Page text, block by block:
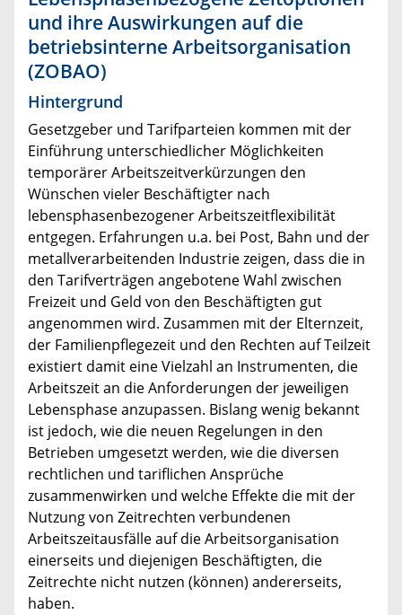
und ihre Auswirkungen auf die
betriebsinterne Arbeitsorganisation
(ZOBAO)
Hintergrund
Gesetzgeber und Tarifparteien kommen mit der
Einführung unterschiedlicher Möglichkeiten
temporärer Arbeitszeitverkürzungen den
Wünschen vieler Beschäftigter nach
lebensphasenbezogener Arbeitszeitflexibilität
entgegen. Erfahrungen u.a. bei Post, Bahn und der
metallverarbeitenden Industrie zeigen, dass die in
den Tarifverträgen angebotene Wahl zwischen
Freizeit und Geld von den Beschäftigten gut
angenommen wird. Zusammen mit der Elternzeit,
der Familienpflegezeit und den Rechten auf Teilzeit
existiert damit eine Vielzahl an Instrumenten, die
Arbeitszeit an die Anforderungen der jeweiligen
Lebensphase anzupassen. Bislang wenig bekannt
ist jedoch, wie die neuen Regelungen in den
Betrieben umgesetzt werden, wie die diversen
rechtlichen und tariflichen Ansprüche
zusammenwirken und welche Effekte die mit der
Nutzung von Zeitrechten verbundenen
Arbeitszeitausfälle auf die Arbeitsorganisation
einerseits und diejenigen Beschäftigten, die
Zeitrechte nicht nutzen (können) andererseits,
haben.